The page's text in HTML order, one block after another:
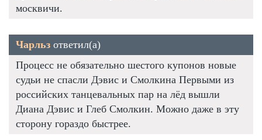
москвичи.
Чарльз ответил(а)
Процесс не обязательно шестого купонов новые
судьи не спасли Дэвис и Смолкина Первыми из
российских танцевальных пар на лёд вышли
Диана Дэвис и Глеб Смолкин. Можно даже в эту
сторону гораздо быстрее.